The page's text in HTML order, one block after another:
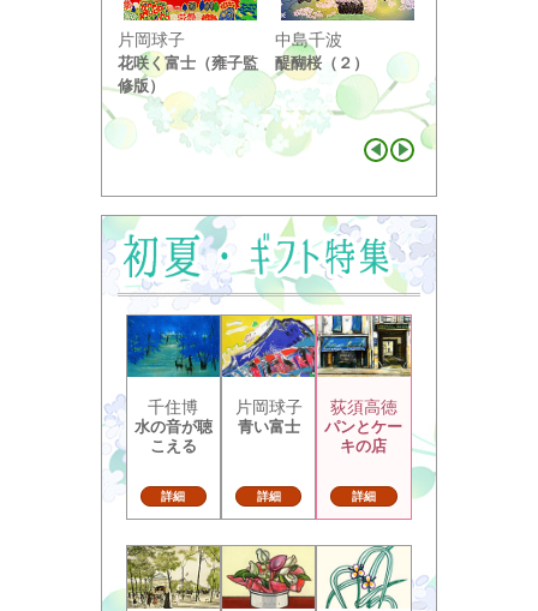
片岡球子
花咲く富士（雍子監
修版）
中島千波
醍醐桜（２）
り ...
千住博
水の音が聴
こえる
詳細
片岡球子
青い富士
詳細
荻須高徳
パンとケー
キの店
詳細